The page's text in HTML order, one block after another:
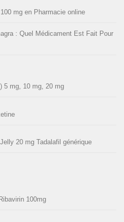
mg en Pharmacie online
: Quel Médicament Est Fait Pour
5 mg, 10 mg, 20 mg
20 mg Tadalafil générique
100mg